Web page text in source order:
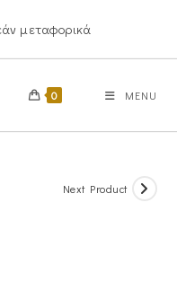
μεταφορικά
0 MENU
Next Product